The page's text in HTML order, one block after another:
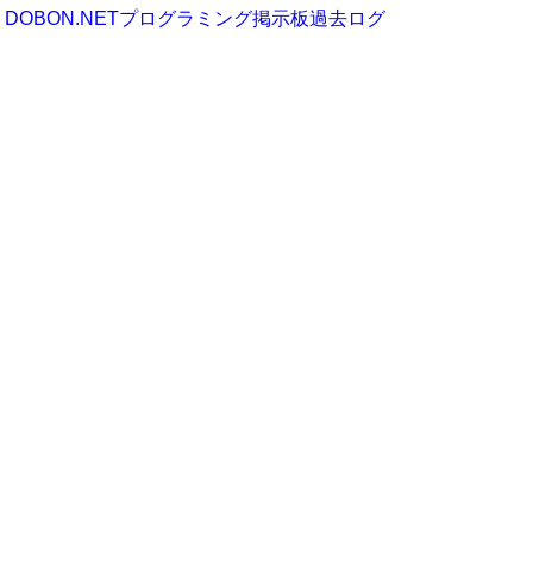
DOBON.NETプログラミング掲示板過去ログ